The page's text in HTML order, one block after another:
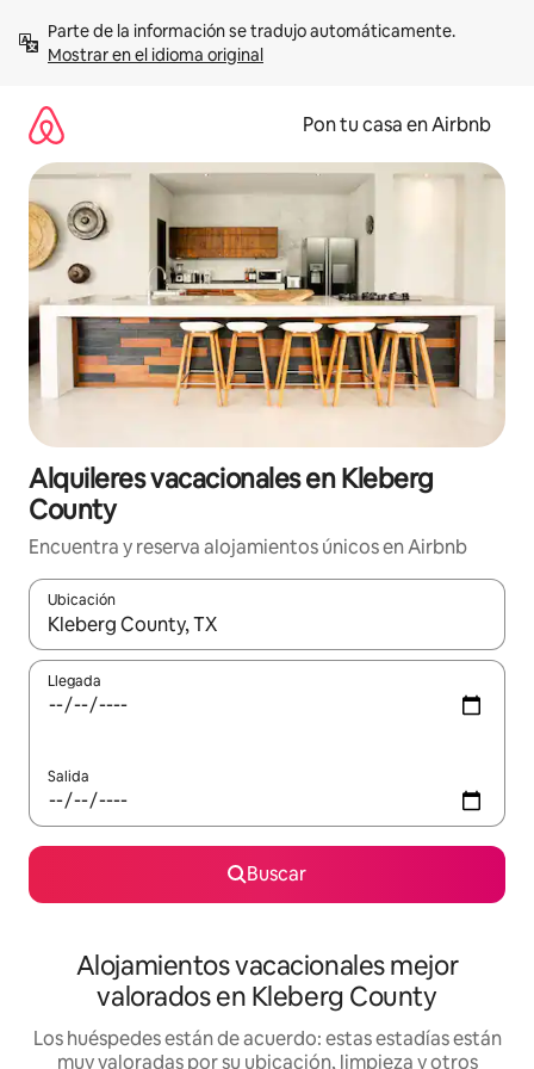
contenidoMostrar en el idioma original
Pon tu casa en Airbnb
Alquileres vacacionales en Kleberg
County
Encuentra y reserva alojamientos únicos en Airbnb
Ubicación
Cuando los resultados estén disponibles, navega con las
Llegada
Salida
Buscar
Alojamientos vacacionales mejor
valorados en Kleberg County
Los huéspedes están de acuerdo: estas estadías están
muy valoradas por su ubicación, limpieza y otros